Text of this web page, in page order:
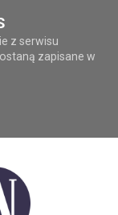
z serwisu
zapisane w